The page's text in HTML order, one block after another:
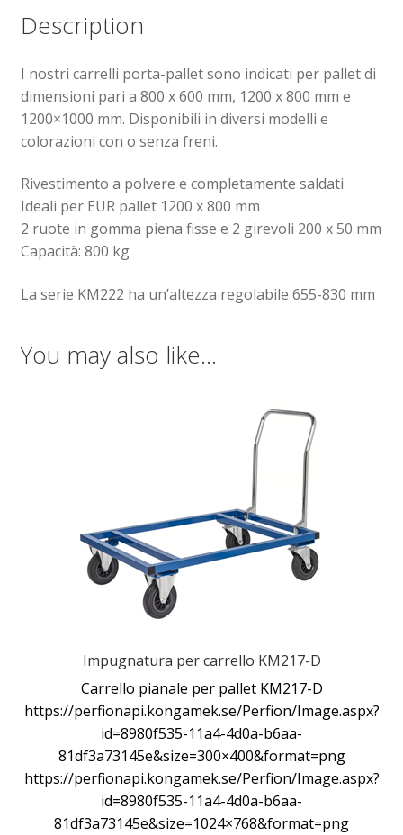
Shop
Sollevatori elettrici manuali timonati
Spedizioni
Transpallet
Description
I nostri carrelli porta-pallet sono indicati per pallet di
dimensioni pari a 800 x 600 mm, 1200 x 800 mm e
1200×1000 mm. Disponibili in diversi modelli e
colorazioni con o senza freni.
Rivestimento a polvere e completamente saldati
Ideali per EUR pallet 1200 x 800 mm
2 ruote in gomma piena fisse e 2 girevoli 200 x 50 mm
Capacità: 800 kg
La serie KM222 ha un’altezza regolabile 655-830 mm
You may also like…
Impugnatura per carrello KM217-D
Carrello pianale per pallet KM217-D
https://perfionapi.kongamek.se/Perfion/Image.aspx?
id=8980f535-11a4-4d0a-b6aa-
81df3a73145e&size=300×400&format=png
https://perfionapi.kongamek.se/Perfion/Image.aspx?
id=8980f535-11a4-4d0a-b6aa-
81df3a73145e&size=1024×768&format=png